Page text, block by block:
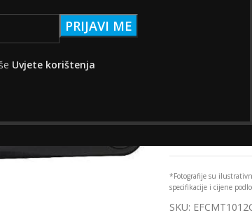
Uvjete korištenja
*Fotografije su
specifikacije i cijene
SKU: